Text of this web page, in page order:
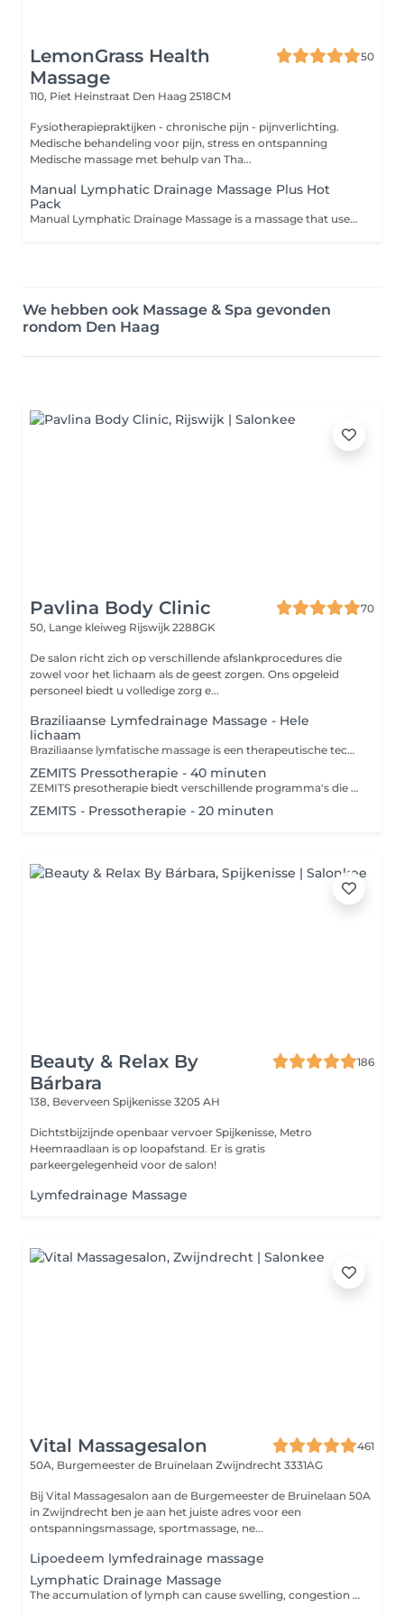
LemonGrass Health
Massage
50
110, Piet Heinstraat Den Haag 2518CM
Fysiotherapiepraktijken - chronische pijn - pijnverlichting.
Medische behandeling voor pijn, stress en ontspanning
Medische massage met behulp van Tha...
Manual Lymphatic Drainage Massage Plus Hot
Pack
Manual Lymphatic Drainage Massage is a massage that uses light, rhythmic movements and focuses on stimulating the flow of lymphatic fluid. It massages the lymph nodes and lymphatic vessels, using pumping, stroking and light kneading techniques on the skin where the lymph nodes and lymphatic vessels are located. Lymphatic drainage massage or lymphatic drainage stimulates the lymph nodes. Lymph nodes are where toxins accumulate, causing edema. Lymphatic massage stimulates the lymph nodes, helping to expel toxins in the form of sweat and urine, relieving depression and reducing anxiety.
We hebben ook Massage & Spa gevonden
rondom Den Haag
Pavlina Body Clinic
70
50, Lange kleiweg Rijswijk 2288GK
De salon richt zich op verschillende afslankprocedures die
zowel voor het lichaam als de geest zorgen. Ons opgeleid
personeel biedt u volledige zorg e...
Braziliaanse Lymfedrainage Massage - Hele
lichaam
Braziliaanse lymfatische massage is een therapeutische techniek die zich richt op de stimulatie van het lymfestelsel en de ondersteuning van de detoxificatie van het lichaam. Deze massage, die zijn oorsprong in Brazilië heeft, wordt uitgevoerd met zachte, ritmische bewegingen en druk die de lymfe-afvoer bevorderen en de bloedcirculatie verbeteren. Contra-indicaties: 1. Acute infecties 2. Ontstekingziekten 3. Tumoren 4. Trombose 5. Hartproblemen 6. Diabetes 7. Open wonden 8. Zwangerschap
ZEMITS Pressotherapie - 40 minuten
ZEMITS presotherapie biedt verschillende programma's die zich richten op specifieke behoeften van cliënten: 1. **Detoxificatieprogramma**: Ondersteunt het lymfesysteem en verwijdert gifstoffen uit het lichaam. 2. **Vetverbrandingsprogramma**: Versnelt de stofwisseling en helpt bij het afvallen. 3. **Huidverstevigingsprogramma**: Stimuleert de collageenproductie en verstevigt de huid. 4. **Herstelprogramma**: Vermindert spanning in de spieren en bevordert een snellere regeneratie na fysieke activiteit. 5. **Ontspannings- en wellnessprogramma**: Biedt stressverlichting en een aangename, ontspannende ervaring. 6. **Programma ter verbetering van de doorbloeding**: Helpt de doorbloeding van de ledematen te verbeteren en vermindert zwellingen. Deze programma's kunnen worden gepersonaliseerd op basis van de behoeften van elke cliënt, wat zorgt voor effectieve therapeutische resultaten. Presotherapie heeft enkele contra-indicaties: 1. Zwangerschap 2. Infectieziekten 3. Hartproblemen 4. Bloedstolsels 5. Huidziekten 6. Kanker 7. Ernstige neurologische aandoeningen 8. Lage bloeddruk 9. Ontstekingen Raadpleeg altijd een specialist om te zien of de therapie geschikt is.
ZEMITS - Pressotherapie - 20 minuten
Beauty & Relax By
Bárbara
186
138, Beverveen Spijkenisse 3205 AH
Dichtstbijzijnde openbaar vervoer Spijkenisse, Metro
Heemraadlaan is op loopafstand. Er is gratis
parkeergelegenheid voor de salon!
Lymfedrainage Massage
Vital Massagesalon
461
50A, Burgemeester de Bruïnelaan Zwijndrecht 3331AG
Bij Vital Massagesalon aan de Burgemeester de Bruinelaan 50A
in Zwijndrecht ben je aan het juiste adres voor een
ontspanningsmassage, sportmassage, ne...
Lipoedeem lymfedrainage massage
Lymphatic Drainage Massage
The accumulation of lymph can cause swelling, congestion and pain. Lymphatic drainage massage practitioners use gentle and precise strokes to encourage the flow of lymph. If you suffer from headaches or endless congestion consider treating your symptoms with a lymphatic drainage massage.